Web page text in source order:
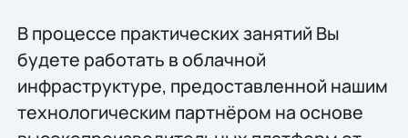
В процессе практических занятий Вы
будете работать в облачной
инфраструктуре, предоставленной нашим
технологическим партнёром на основе